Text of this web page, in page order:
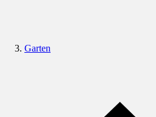
Garten